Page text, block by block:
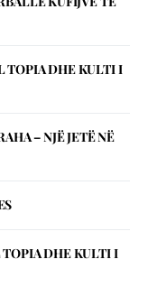
TOPIA DHE KULTI I
– NJЁ JETЁ NЁ
DHE KULTI I